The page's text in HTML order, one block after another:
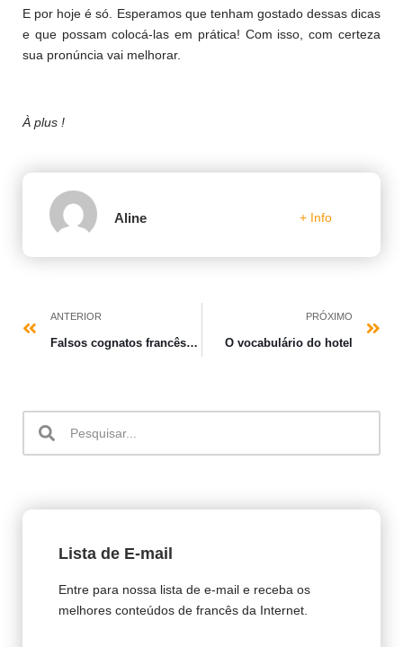
E por hoje é só. Esperamos que tenham gostado dessas dicas
e que possam colocá-las em prática! Com isso, com certeza
sua pronúncia vai melhorar.
À plus !
Aline + Info
ANTERIOR
Falsos cognatos francês/português 4
PRÓXIMO
O vocabulário do hotel
Lista de E-mail
Entre para nossa lista de e-mail e receba os
melhores conteúdos de francês da Internet.